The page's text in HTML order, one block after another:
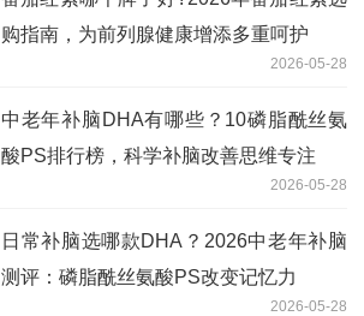
购指南，为前列腺健康增添多重呵护
2026-05-28
中老年补脑DHA有哪些？10磷脂酰丝氨
酸PS排行榜，科学补脑改善思维专注
2026-05-28
日常补脑选哪款DHA？2026中老年补脑
测评：磷脂酰丝氨酸PS改变记忆力
2026-05-28